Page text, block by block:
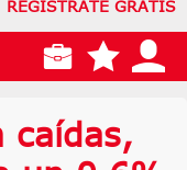
REGÍSTRATE GRATIS
caídas,